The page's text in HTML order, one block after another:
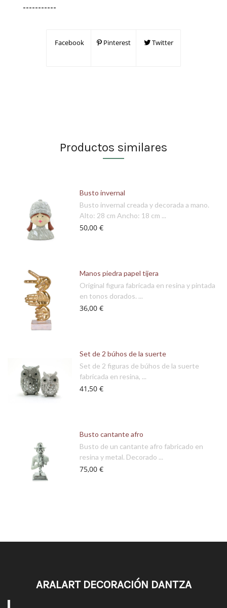
-----------
Facebook Pinterest Twitter
Productos similares
Busto invernal
Busto invernal creada y decorada a mano.
Alto: 28 cm Ancho: 18 cm ...
50,00 €
Manos piedra papel tijera
Original figura fabricada en resina y pintada
en tonos dorados. ...
36,00 €
Set de 2 búhos de la suerte
Set de 2 figuras de búhos de la suerte
fabricada en resina, ...
41,50 €
Busto cantante afro
Busto de un cantante afro fabricado en
resina y metal. Decorado ...
75,00 €
ARALART DECORACIÓN DANTZA